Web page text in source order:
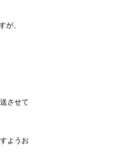
が、
させて
ようお